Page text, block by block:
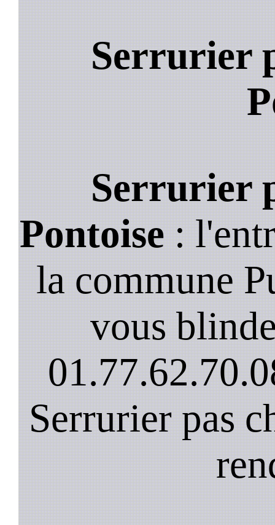
Serrurier
Serrurier
Pontoise:
la commune
vous
Serrurier pas